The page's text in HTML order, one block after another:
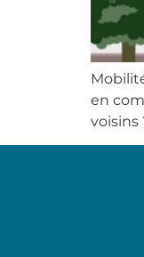
en
voisins